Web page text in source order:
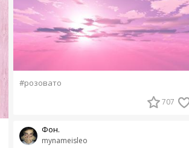
#розовато
707
mynameisleo
Фон.